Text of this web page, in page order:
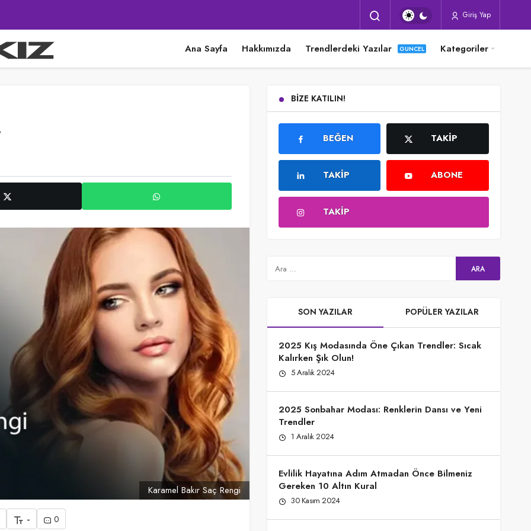
Giriş Yap
Ana Sayfa Hakkımızda Trendlerdeki Yazılar Kategoriler
Karamel Bakır Saç Rengi
- 0
BIZE KATILIN!
BEĞEN TAKIP
TAKIP ABONE
TAKIP
SON YAZILAR POPÜLER YAZILAR
2025 Kış Modasında Öne Çıkan Trendler: Sıcak
Kalırken Şık Olun!
5 Aralık 2024
2025 Sonbahar Modası: Renklerin Dansı ve Yeni
Trendler
1 Aralık 2024
Evlilik Hayatına Adım Atmadan Önce Bilmeniz
Gereken 10 Altın Kural
30 Kasım 2024